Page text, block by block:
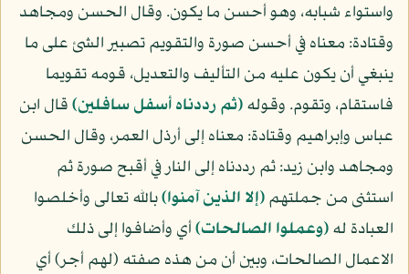
واستواء شبابه، وهو أحسن ما يكون. وقال الحسن ومجاهد
وقتادة: معناه في أحسن صورة والتقويم تصبير الشئ على ما
ينبغي أن يكون عليه من التأليف والتعديل، قومه تقويما
فاستقام، وتقوم. وقوله(ثم رددناه أسفل سافلين)قال ابن
عباس وإبراهيم وقتادة: معناه إلى أرذل العمر، وقال الحسن
ومجاهد وابن زيد: ثم رددناه إلى النار في أقبح صورة ثم
استثنى من جملتهم(إلا الذين آمنوا)بالله تعالى وأخلصوا
العبادة له(وعملوا الصالحات)أي وأضافوا إلى ذلك
الاعمال الصالحات، وبين أن من هذه صفته (لهم أجر) أي